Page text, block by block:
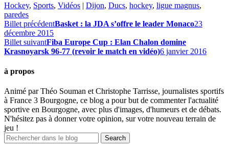
Hockey, Sports, Vidéos | Dijon, Ducs, hockey, ligue magnus,
paredes
Billet précédentBasket : la JDA s’offre le leader Monaco23
décembre 2015
Billet suivantFiba Europe Cup : Elan Chalon domine
Krasnoyarsk 96-77 (revoir le match en vidéo)6 janvier 2016
à propos
Animé par Théo Souman et Christophe Tarrisse, journalistes sportifs
à France 3 Bourgogne, ce blog a pour but de commenter l'actualité
sportive en Bourgogne, avec plus d'images, d'humeurs et de débats.
N'hésitez pas à donner votre opinion, sur votre nouveau terrain de
jeu !